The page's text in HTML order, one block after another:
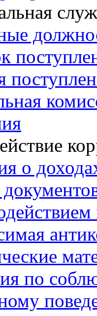
о
по